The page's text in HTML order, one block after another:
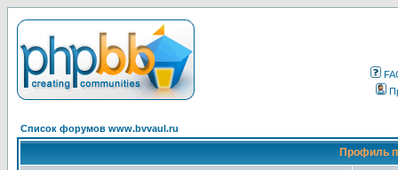
Список форумов www.bvvaul.ru
Профиль